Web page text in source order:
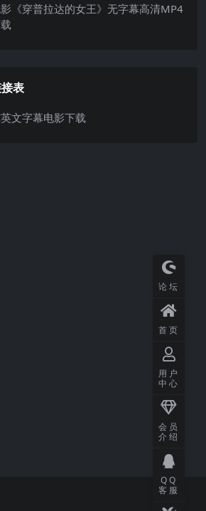
《穿普拉达的女王》无字幕高清MP4
表
文字幕电影下载
论坛
首页
用户
中心
会员
介绍
QQ
客服